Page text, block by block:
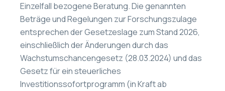
Einzelfall bezogene Beratung. Die genannten
Beträge und Regelungen zur Forschungszulage
entsprechen der Gesetzeslage zum Stand 2026,
einschließlich der Änderungen durch das
Wachstumschancengesetz (28.03.2024) und das
Gesetz für ein steuerliches
Investitionssofortprogramm (in Kraft ab